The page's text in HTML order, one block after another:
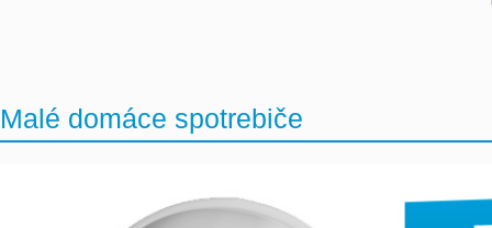
Malé domáce spotrebiče